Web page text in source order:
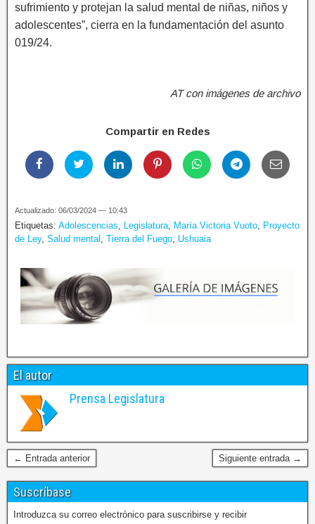
sufrimiento y protejan la salud mental de niñas, niños y
adolescentes”, cierra en la fundamentación del asunto
019/24.
AT con imágenes de archivo
Compartir en Redes
Actualizado: 06/03/2024 — 10:43
Etiquetas: Adolescencias Legislatura María Victoria Vuoto
Proyecto
de Ley, Salud mental Tierra del Fuego Ushuaia
El autor
Prensa Legislatura
← Entrada anterior Siguiente entrada →
Suscríbase
Introduzca su correo electrónico para suscribirse y recibir